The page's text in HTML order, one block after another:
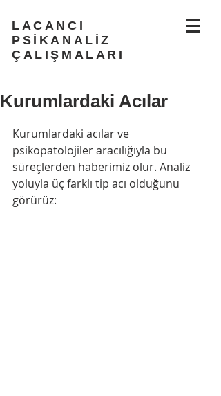
LACANCI
PSİKANALİZ
ÇALIŞMALARI
Kurumlardaki Acılar
Kurumlardaki acılar ve
psikopatolojiler aracılığıyla bu
süreçlerden haberimiz olur. Analiz
yoluyla üç farklı tip acı olduğunu
görürüz: